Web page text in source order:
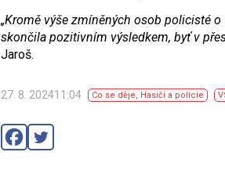
„Kromě výše zmíněných osob policisté
skončila pozitivním výsledkem, byť v
Jaroš.
27. 8. 202411:04 Co se děje, Hasiči a policie